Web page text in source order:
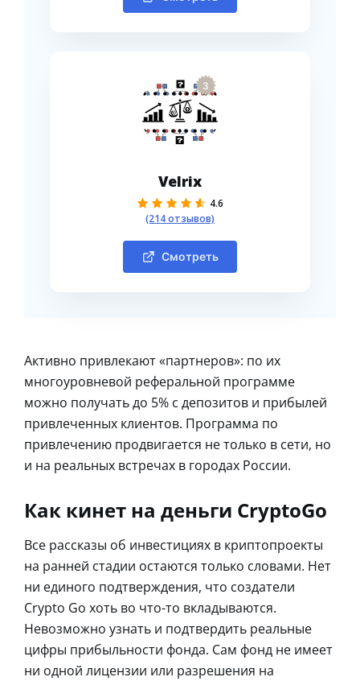
3
Velrix
4.6
(214 отзывов)
Смотреть
Активно привлекают «партнеров»: по их
многоуровневой реферальной программе
можно получать до 5% с депозитов и прибылей
привлеченных клиентов. Программа по
привлечению продвигается не только в сети, но
и на реальных встречах в городах России.
Как кинет на деньги CryptoGo
Все рассказы об инвестициях в криптопроекты
на ранней стадии остаются только словами. Нет
ни единого подтверждения, что создатели
Crypto Go хоть во что-то вкладываются.
Невозможно узнать и подтвердить реальные
цифры прибыльности фонда. Сам фонд не имеет
ни одной лицензии или разрешения на